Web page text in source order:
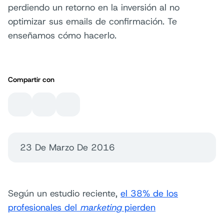
perdiendo un retorno en la inversión al no
optimizar sus emails de confirmación. Te
enseñamos cómo hacerlo.
Compartir con
23 De Marzo De 2016
Según un estudio reciente, el 38% de los
profesionales del marketingpierden